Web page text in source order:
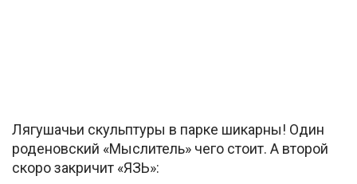
Лягушачьи скульптуры в парке шикарны! Один
роденовский «Мыслитель» чего стоит. А второй
скоро закричит «ЯЗЬ»: